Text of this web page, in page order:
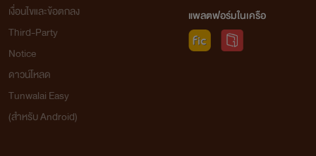
เงื่อนไขและข้อตกลง
Third-Party
Notice
ดาวน์โหลด
Tunwalai Easy
(สำหรับ Android)
แพลตฟอร์มในเครือ